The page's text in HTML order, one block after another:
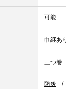
可能
巾継あ
三つ巻
防炎